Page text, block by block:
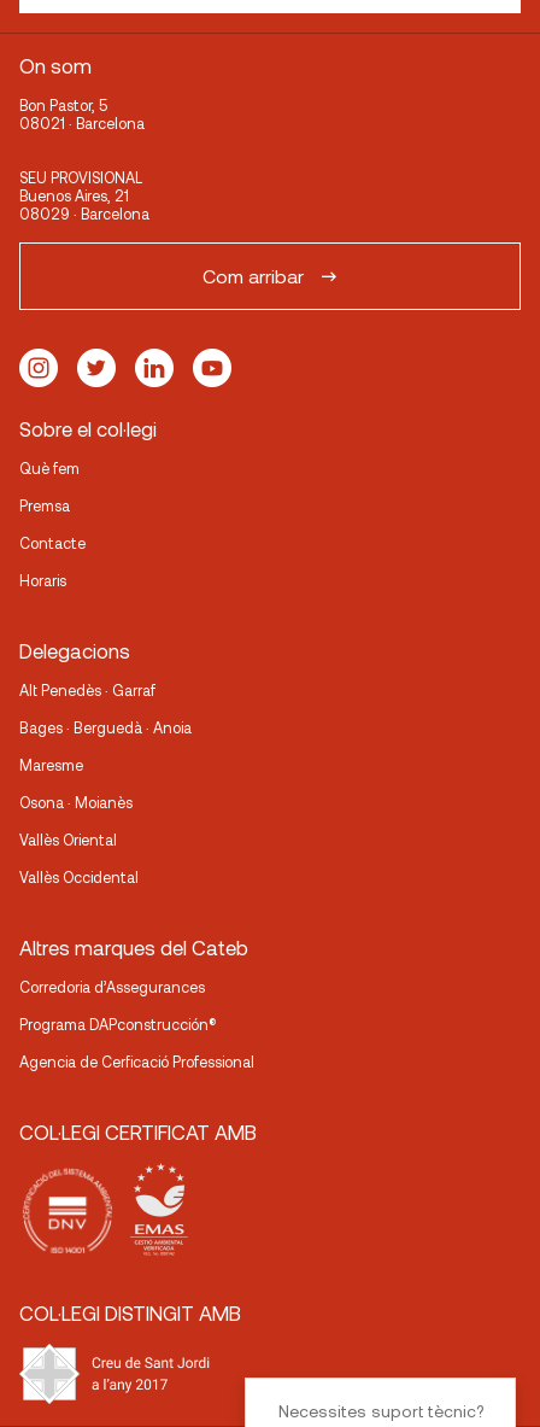
On som
Bon Pastor, 5
08021 · Barcelona
SEU PROVISIONAL
Buenos Aires, 21
08029 · Barcelona
Com arribar
Sobre el col·legi
Què fem
Premsa
Contacte
Horaris
Delegacions
Alt Penedès · Garraf
Bages · Berguedà · Anoia
Maresme
Osona · Moianès
Vallès Oriental
Vallès Occidental
Altres marques del Cateb
Corredoria d’Assegurances
Programa DAPconstrucción®
Agencia de Cerficació Professional
COL·LEGI CERTIFICAT AMB
COL·LEGI DISTINGIT AMB
Necessites suport tècnic?